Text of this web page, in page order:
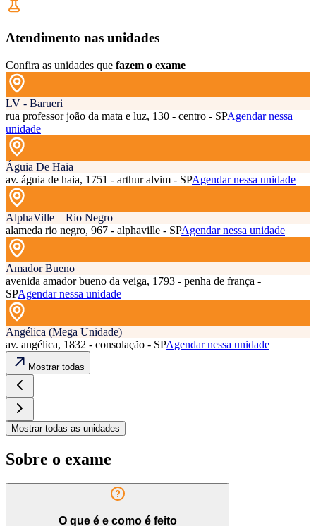
Atendimento nas unidades
Confira as unidades que fazem o exame
LV - Barueri
rua professor joão da mata e luz, 130 - centro - SPAgendar nessa
unidade
Águia De Haia
av. águia de haia, 1751 - arthur alvim - SPAgendar nessa unidade
AlphaVille – Rio Negro
alameda rio negro, 967 - alphaville - SPAgendar nessa unidade
Amador Bueno
avenida amador bueno da veiga, 1793 - penha de frança -
SPAgendar nessa unidade
Angélica (Mega Unidade)
av. angélica, 1832 - consolação - SPAgendar nessa unidade
Mostrar todas
Mostrar todas as unidades
Sobre o exame
O que é e como é feito